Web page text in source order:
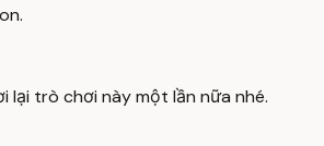
lại trò chơi này một lần nữa nhé.